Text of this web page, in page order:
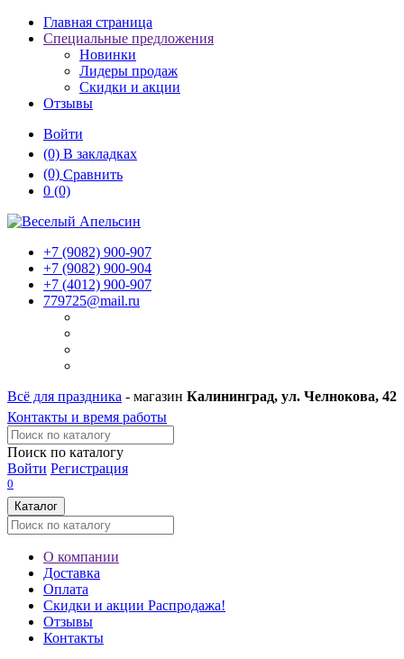
Главная страница
Специальные предложения
Новинки
Лидеры продаж
Скидки и акции
Отзывы
Войти
(0) В закладках
(0) Сравнить
0 (0)
+7 (9082) 900-907
+7 (9082) 900-904
+7 (4012) 900-907
779725@mail.ru
Всё для праздника - магазин Калининград, ул. Челнокова, 42
Контакты и время работы
Поиск по каталогу
Войти Регистрация
0
Каталог
О компании
Доставка
Оплата
Скидки и акции Распродажа!
Отзывы
Контакты